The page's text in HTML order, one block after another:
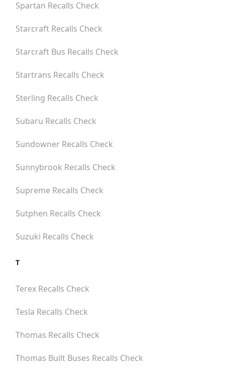
Spartan Recalls Check
Starcraft Recalls Check
Starcraft Bus Recalls Check
Startrans Recalls Check
Sterling Recalls Check
Subaru Recalls Check
Sundowner Recalls Check
Sunnybrook Recalls Check
Supreme Recalls Check
Sutphen Recalls Check
Suzuki Recalls Check
T
Terex Recalls Check
Tesla Recalls Check
Thomas Recalls Check
Thomas Built Buses Recalls Check